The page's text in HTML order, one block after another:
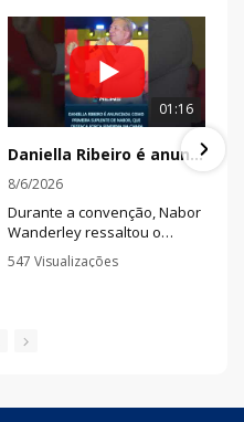
01:16
Daniella Ribeiro é anunciada como primeira suplente de Nabor, que destaca força feminina na chapa
8/6/2026
Durante a convenção, Nabor
Wanderley ressaltou o
trabalho da senadora na
defesa das mulheres e
em segurança pública.
547 Visualizações